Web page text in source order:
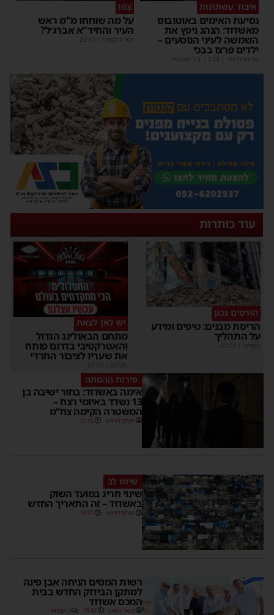
איבוד עשתונות
נסיעת האימים באוטובוס
מאשדוד: הנהג ניפץ את
השמשה לעיני הנוסעים –
ילדים פרצו בבכי
מנחם דויטש 11:34
צפו
על מה שוחחו מ"מ ראש
העיר והחיד"א אברג׳ל?
יוסי יחזקאלי 23:37
עוד כותרות
הורסים נכון
הריסת מבנים: טיפים ומידע
על התהליך
מקודם
יש לאן לצאת
מתחם הבאולינג הגדול
והאטרקטיבי בדרום פותח
את שעריו לציבור החרדי
מקודם
פירות ההסתה
אימה באשדוד: בחור ישיבה בן
13 נשדד באיומי רצח –
המשטרה הקימה צח”מ
מנחם דויטש 22:32
שימו לב
שינוי חריג במועד השוק
באשדוד – זה התאריך החדש
מנחם דויטש 16:07
רשות המסים הניחה אבן פינה
למתקן הבידוק החדש בבית
המכס אשדוד
משה קאהן 15:37 2 תגובות